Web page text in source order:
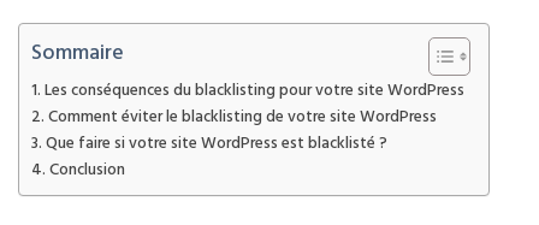
Sommaire
Les conséquences du blacklisting pour votre site WordPress
Comment éviter le blacklisting de votre site WordPress
Que faire si votre site WordPress est blacklisté ?
Conclusion